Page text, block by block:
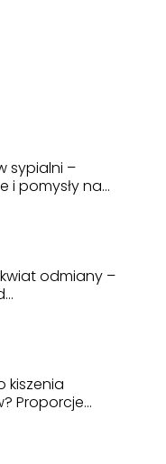
sypialni –
i pomysły na
odmiany –
kiszenia
Proporcje